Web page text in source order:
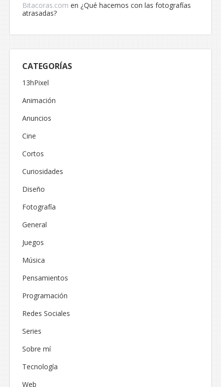
Bitacoras.com en ¿Qué hacemos con las fotografías
atrasadas?
CATEGORÍAS
13hPixel
Animación
Anuncios
Cine
Cortos
Curiosidades
Diseño
Fotografía
General
Juegos
Música
Pensamientos
Programación
Redes Sociales
Series
Sobre mí
Tecnología
Web